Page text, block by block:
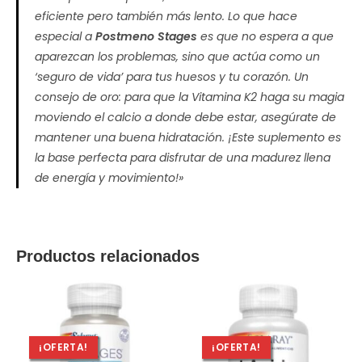
eficiente pero también más lento. Lo que hace
especial a Postmeno Stages es que no espera a que
aparezcan los problemas, sino que actúa como un
‘seguro de vida’ para tus huesos y tu corazón. Un
consejo de oro: para que la Vitamina K2 haga su magia
moviendo el calcio a donde debe estar, asegúrate de
mantener una buena hidratación. ¡Este suplemento es
la base perfecta para disfrutar de una madurez llena
de energía y movimiento!»
Productos relacionados
¡OFERTA! ¡OFERTA!